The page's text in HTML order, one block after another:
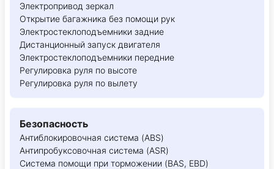
Электропривод зеркал
Открытие багажника без помощи рук
Электростеклоподъемники задние
Дистанционный запуск двигателя
Электростеклоподъемники передние
Регулировка руля по высоте
Регулировка руля по вылету
Безопасность
Антиблокировочная система (ABS)
Антипробуксовочная система (ASR)
Система помощи при торможении (BAS, EBD)